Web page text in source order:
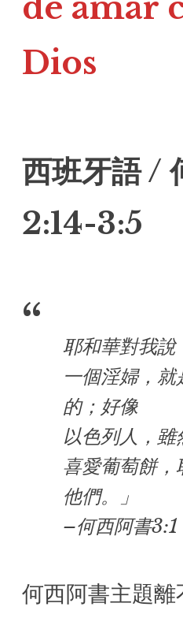
Dios
西班牙語 /
2:14-3:5
耶和華對我說
一個淫婦，
的；好像
以色列人，雖
喜愛葡萄餅，
他們。」
–何西阿書3:1
何西阿書主題